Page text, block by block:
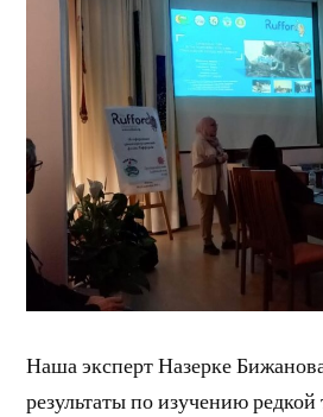
Наша эксперт Назерке
результаты по изучению